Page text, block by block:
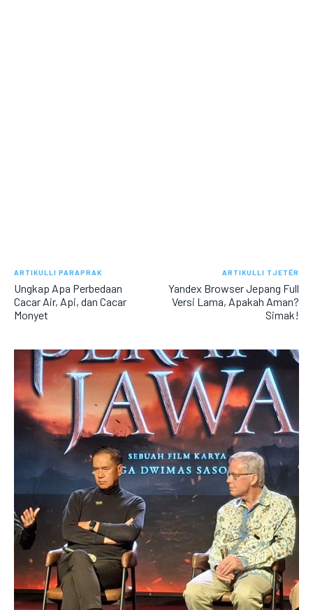
ARTIKULLI PARAPRAK
Ungkap Apa Perbedaan
Cacar Air, Api, dan Cacar
Monyet
ARTIKULLI TJETËR
Yandex Browser Jepang Full
Versi Lama, Apakah Aman?
Simak!